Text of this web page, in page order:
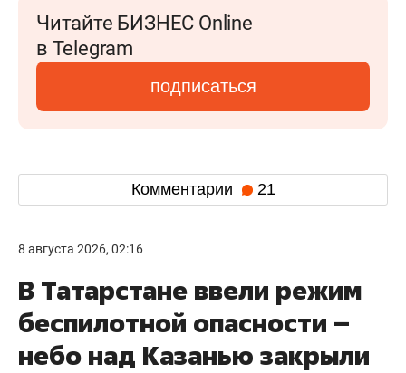
Читайте БИЗНЕС Online
в Telegram
подписаться
Комментарии 21
8 августа 2026, 02:16
В Татарстане ввели режим
беспилотной опасности –
небо над Казанью закрыли